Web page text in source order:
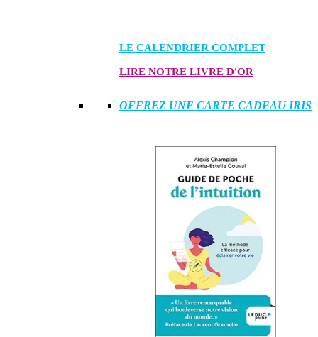
LE CALENDRIER COMPLET
LIRE NOTRE LIVRE D'OR
OFFREZ UNE CARTE CADEAU IRIS